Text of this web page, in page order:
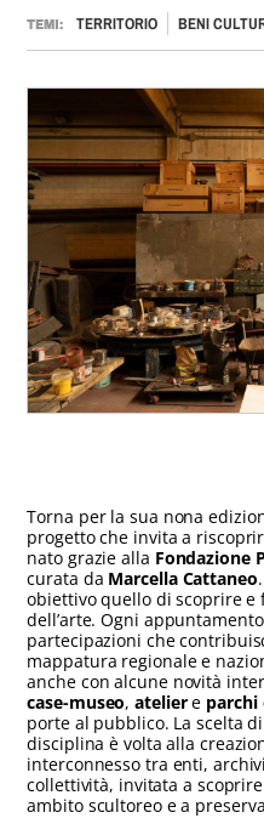
TEMI: TERRITORIO BENI
Torna per la sua nona
progetto che invita a
nato grazie alla Fondazione
curata da Marcella Cattaneo
obiettivo quello di scoprire e
dell’arte. Ogni
partecipazioni che
mappatura regionale e
anche con alcune novità
case-museo,ateliere parchi
porte al pubblico. La scelta
disciplina è volta alla
interconnesso tra enti,
collettività, invitata a
ambito scultoreo e a